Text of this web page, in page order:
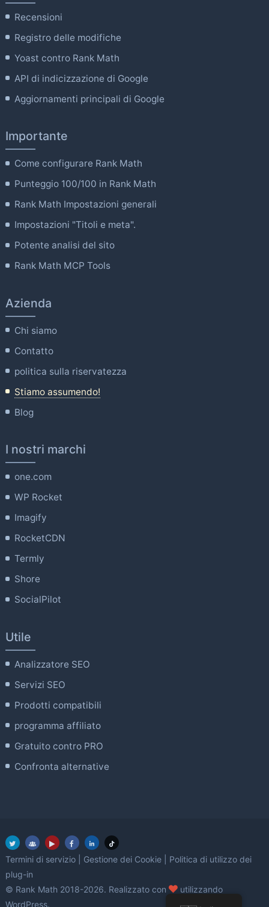
Recensioni
Registro delle modifiche
Yoast contro Rank Math
API di indicizzazione di Google
Aggiornamenti principali di Google
Importante
Come configurare Rank Math
Punteggio 100/100 in Rank Math
Rank Math Impostazioni generali
Impostazioni "Titoli e meta".
Potente analisi del sito
Rank Math MCP Tools
Azienda
Chi siamo
Contatto
politica sulla riservatezza
Stiamo assumendo!
Blog
I nostri marchi
one.com
WP Rocket
Imagify
RocketCDN
Termly
Shore
SocialPilot
Utile
Analizzatore SEO
Servizi SEO
Prodotti compatibili
programma affiliato
Gratuito contro PRO
Confronta alternative
Termini di servizio Gestione dei Cookie
Politica di utilizzo dei
plug-in
© Rank Math 2018-2026. Realizzato con
amore
utilizzando
WordPress.